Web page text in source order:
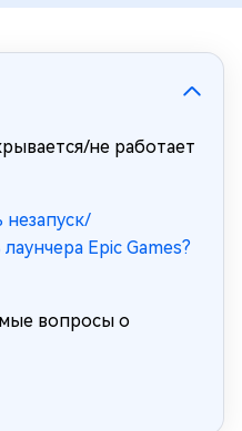
не работает
незапуск/
Epic Games?
вопросы о